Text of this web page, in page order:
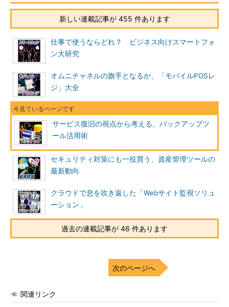
新しい連載記事が 455 件あります
仕事で使うならどれ？ ビジネス向けスマートフォ
ン大研究
オムニチャネルの旗手となるか、「モバイルPOSレ
ジ」大全
サービス復旧の視点から考える、バックアップツ
ール活用術
セキュリティ対策にも一役買う、資産管理ツールの
最新動向
クラウドで息を吹き返した「Webサイト監視ソリュ
ーション」
過去の連載記事が 46 件あります
次のページへ
関連リンク